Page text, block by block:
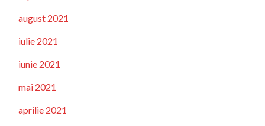
august 2021
iulie 2021
iunie 2021
mai 2021
aprilie 2021